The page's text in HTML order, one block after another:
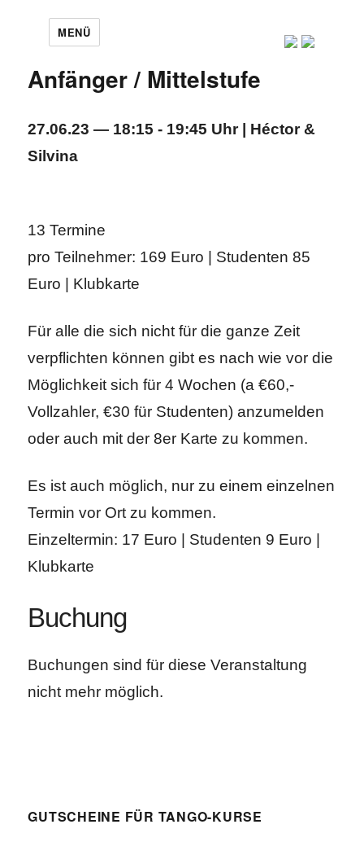
MENÜ
Anfänger / Mittelstufe
27.06.23 — 18:15 - 19:45 Uhr | Héctor &
Silvina
13 Termine
pro Teilnehmer: 169 Euro | Studenten 85
Euro | Klubkarte
Für alle die sich nicht für die ganze Zeit
verpflichten können gibt es nach wie vor die
Möglichkeit sich für 4 Wochen (a €60,-
Vollzahler, €30 für Studenten) anzumelden
oder auch mit der 8er Karte zu kommen.
Es ist auch möglich, nur zu einem einzelnen
Termin vor Ort zu kommen.
Einzeltermin: 17 Euro | Studenten 9 Euro |
Klubkarte
Buchung
Buchungen sind für diese Veranstaltung
nicht mehr möglich.
GUTSCHEINE FÜR TANGO-KURSE